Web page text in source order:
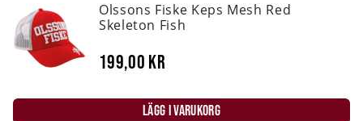
Olssons Fiske Keps Mesh Red
Skeleton Fish
199,00 kr
LÄGG I VARUKORG